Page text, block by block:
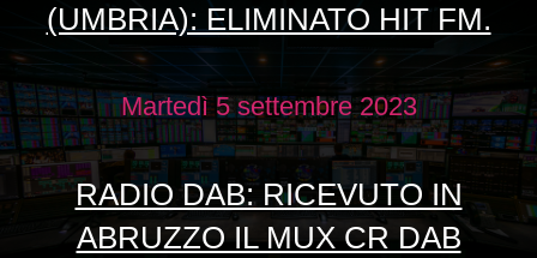
(UMBRIA): ELIMINATO HIT FM.
Martedì 5 settembre 2023
RADIO DAB: RICEVUTO IN
ABRUZZO IL MUX CR DAB